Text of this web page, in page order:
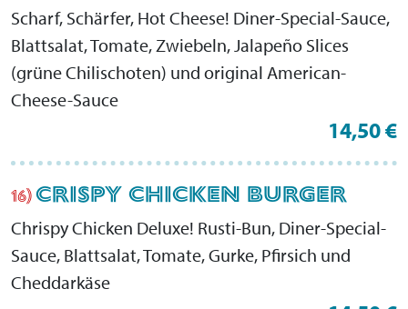
Scharf, Schärfer, Hot Cheese! Diner-Special-Sauce,
Blattsalat, Tomate, Zwiebeln, Jalapeño Slices
(grüne Chilischoten) und original American-
Cheese-Sauce
14,50 €
16)CRISPY CHICKEN BURGER
Chrispy Chicken Deluxe! Rusti-Bun, Diner-Special-
Sauce, Blattsalat, Tomate, Gurke, Pfirsich und
Cheddarkäse